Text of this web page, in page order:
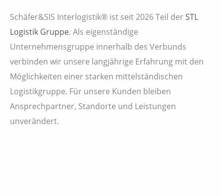
Schäfer&SIS Interlogistik® ist seit 2026 Teil der STL
Logistik Gruppe. Als eigenständige
Unternehmensgruppe innerhalb des Verbunds
verbinden wir unsere langjährige Erfahrung mit den
Möglichkeiten einer starken mittelständischen
Logistikgruppe. Für unsere Kunden bleiben
Ansprechpartner, Standorte und Leistungen
unverändert.